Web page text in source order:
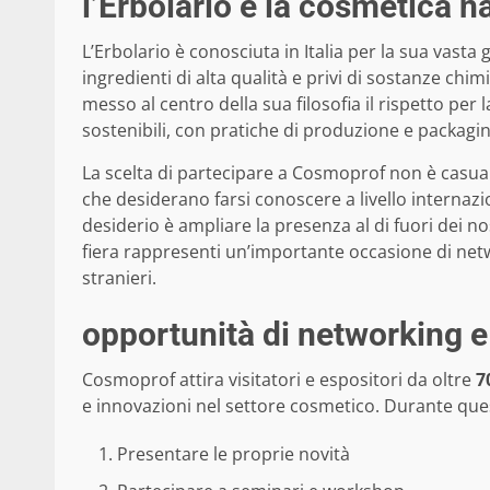
L’Erbolario è conosciuta in Italia per la sua vasta
ingredienti di alta qualità e privi di sostanze
messo al centro della sua filosofia il rispetto per
sostenibili, con pratiche di produzione e
La scelta di partecipare a Cosmoprof non è
che desiderano farsi conoscere a livello
desiderio è ampliare la presenza al di fuori dei
fiera rappresenti un’importante occasione di
stranieri.
opportunità di networking
Cosmoprof attira visitatori e espositori da oltre
e innovazioni nel settore cosmetico. Durante
Presentare le proprie novità